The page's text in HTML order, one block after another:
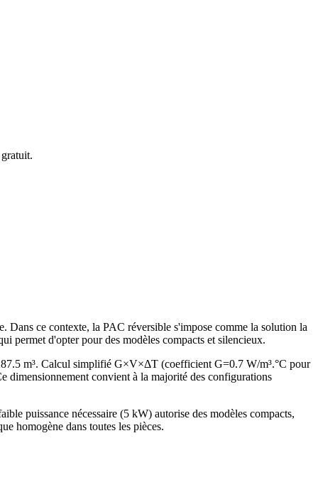
Dans ce contexte, la PAC réversible s'impose comme la solution la
permet d'opter pour des modèles compacts et silencieux.
m³. Calcul simplifié G×V×ΔT (coefficient G=0.7 W/m³.°C pour
dimensionnement convient à la majorité des configurations
puissance nécessaire (5 kW) autorise des modèles compacts,
homogène dans toutes les pièces.